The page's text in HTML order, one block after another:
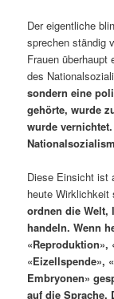
Der eigentliche
sprechen ständig
Frauen überhaupt
des
sondern eine
gehörte, wurde
wurde
Diese Einsicht ist
heute Wirklichkeit
ordnen die Welt,
handeln. Wenn
«Reproduktion»,
«Eizellspende»,
Embryonen»
auf die Sprache.